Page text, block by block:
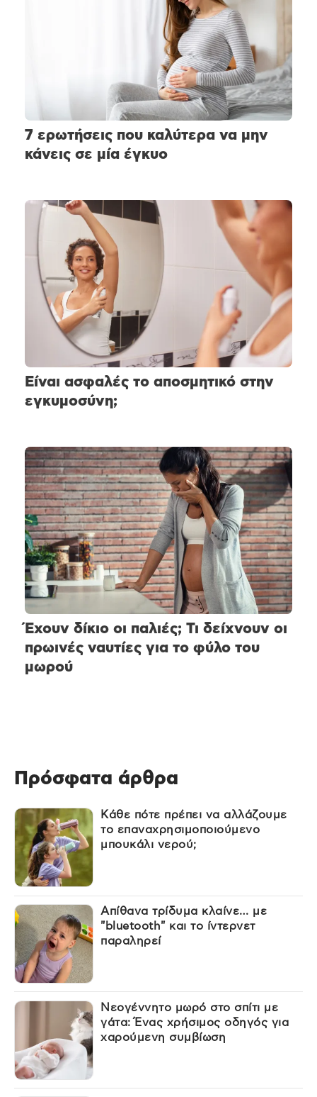
7 ερωτήσεις που καλύτερα να μην
κάνεις σε μία έγκυο
Είναι ασφαλές το αποσμητικό στην
εγκυμοσύνη;
Έχουν δίκιο οι παλιές; Τι δείχνουν οι
πρωινές ναυτίες για το φύλο του
μωρού
Πρόσφατα άρθρα
Κάθε πότε πρέπει να αλλάζουμε
το επαναχρησιμοποιούμενο
μπουκάλι νερού;
Απίθανα τρίδυμα κλαίνε… με
"bluetooth" και το ίντερνετ
παραληρεί
Νεογέννητο μωρό στο σπίτι με
γάτα: Ένας χρήσιμος οδηγός για
χαρούμενη συμβίωση